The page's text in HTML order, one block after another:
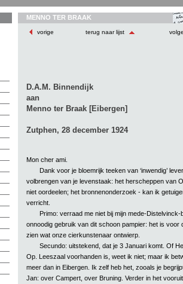
MENNO TER BRAAK
vorige terug naar lijst
D.A.M. Binnendijk
aan
Menno ter Braak [Eibergen]
Zutphen, 28 december 1924
Mon cher ami.
Dank voor je bloemrijk teeken van ‘inwendig’
volbrengen van je levenstaak: het herscheppen van
niet oordeelen; het bronnenonderzoek - kan ik
verricht.
Primo: verraad me niet bij mijn mede-
onnoodig gebruik van dit schoon pampier: het is voor
zien wat onze cierkunstenaar ontwierp.
Secundo: uitstekend, dat je 3 Januari komt. Of
Op. Leeszaal voorhanden is, weet ik niet; maar ik
meer dan in Eibergen. Ik zelf heb het, zooals je
Jan: over Campert, over Bruning. Verder in het